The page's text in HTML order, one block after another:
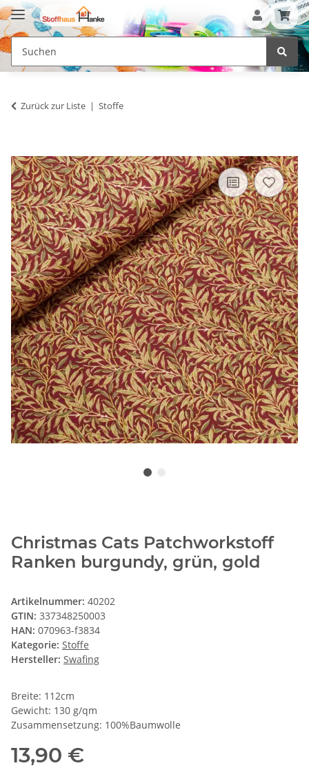
Zurück zur Liste Stoffe
Christmas Cats Patchworkstoff
Ranken burgundy, grün, gold
Artikelnummer: 40202
GTIN: 337348250003
HAN: 070963-f3834
Kategorie: Stoffe
Hersteller: Swafing
Breite: 112cm
Gewicht: 130 g/qm
Zusammensetzung: 100%Baumwolle
13,90 €